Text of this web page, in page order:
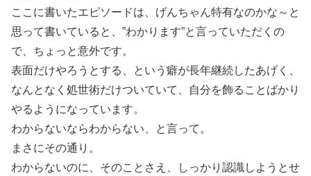
ここに書いたエピソードは、げんちゃん特有なのかな～と
思って書いていると、”わかります”と言っていただくの
で、ちょっと意外です。
表面だけやろうとする、という癖が長年継続したあげく、
なんとなく処世術だけついていて、自分を飾ることばかり
やるようになっています。
わからないならわからない、と言って。
まさにその通り。
わからないのに、そのことさえ、しっかり認識しようとせ